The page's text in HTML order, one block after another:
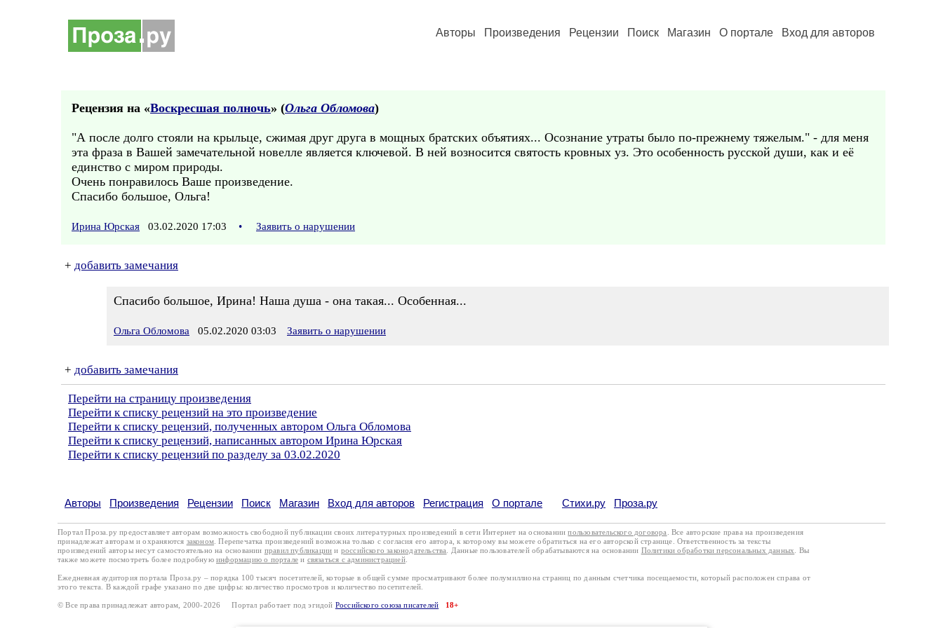
Авторы Произведения Рецензии Поиск Магазин О портале Вход для авторов
Рецензия на «Воскресшая полночь» (Ольга Обломова)
"А после долго стояли на крыльце, сжимая друг друга в мощных братских объятиях... Осознание утраты было по-прежнему тяжелым." - для меня
эта фраза в Вашей замечательной новелле является ключевой. В ней возносится святость кровных уз. Это особенность русской души, как и её
единство с миром природы.
Очень понравилось Ваше произведение.
Спасибо большое, Ольга!
Ирина Юрская 03.02.2020 17:03 • Заявить о нарушении
+ добавить замечания
Спасибо большое, Ирина! Наша душа - она такая... Особенная...
Ольга Обломова 05.02.2020 03:03 Заявить о нарушении
+ добавить замечания
Перейти на страницу произведения
Перейти к списку рецензий на это произведение
Перейти к списку рецензий, полученных автором Ольга Обломова
Перейти к списку рецензий, написанных автором Ирина Юрская
Перейти к списку рецензий по разделу за 03.02.2020
Авторы Произведения Рецензии Поиск Магазин Вход для авторов Регистрация О портале Стихи.ру Проза.ру
Портал Проза.ру предоставляет авторам возможность свободной публикации своих литературных произведений в сети Интернет на основаниипользовательского договора
. Все авторские права на произведения
принадлежат авторам и охраняются законом . Перепечатка произведений возможна только с согласия его автора, к которому вы можете обратиться на его авторской странице. Ответственность за тексты
произведений авторы несут самостоятельно на основании правил публикации и российского законодательства . Данные пользователей обрабатываются на основании Политики обработки персональных данных
. Вы
также можете посмотреть более подробную информацию о портале и связаться с администрацией.
Ежедневная аудитория портала Проза.ру – порядка 100 тысяч посетителей, которые в общей сумме просматривают более полумиллиона страниц по данным счетчика посещаемости, который расположен справа от
этого текста. В каждой графе указано по две цифры: количество просмотров и количество посетителей.
© Все права принадлежат авторам, 2000-2026 Портал работает под эгидой Российского союза писателей 18+